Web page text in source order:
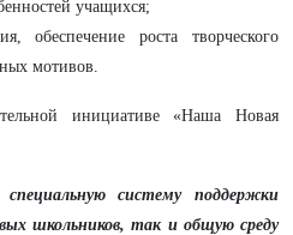
учащихся;
обеспечение роста творческого
мотивов.
инициативе «Наша Новая
систему поддержки
школьников, так и общую среду